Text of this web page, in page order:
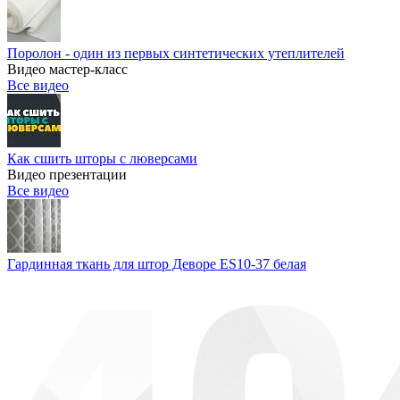
Поролон - один из первых синтетических утеплителей
Видео мастер-класс
Все видео
Как сшить шторы с люверсами
Видео презентации
Все видео
Гардинная ткань для штор Деворе ES10-37 белая